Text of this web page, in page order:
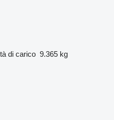
di carico 9.365 kg